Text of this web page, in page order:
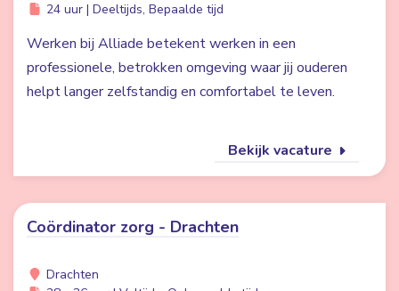
24 uur | Deeltijds, Bepaalde tijd
Werken bij Alliade betekent werken in een
professionele, betrokken omgeving waar jij ouderen
helpt langer zelfstandig en comfortabel te leven.
Bekijk vacature
Coördinator zorg - Drachten
Drachten